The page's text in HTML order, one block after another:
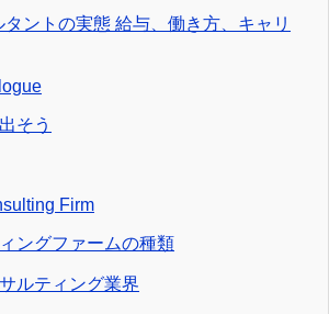
ントの実態 給与、働き方、キャリ
そう
Firm
ングファームの種類
ルティング業界